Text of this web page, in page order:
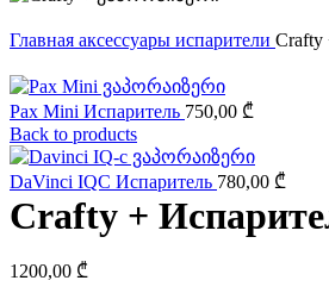
Главная аксессуары испарители Crafty
Pax Mini Испаритель 750,00 ₾
Back to products
DaVinci IQC Испаритель 780,00 ₾
Crafty +
1200,00 ₾